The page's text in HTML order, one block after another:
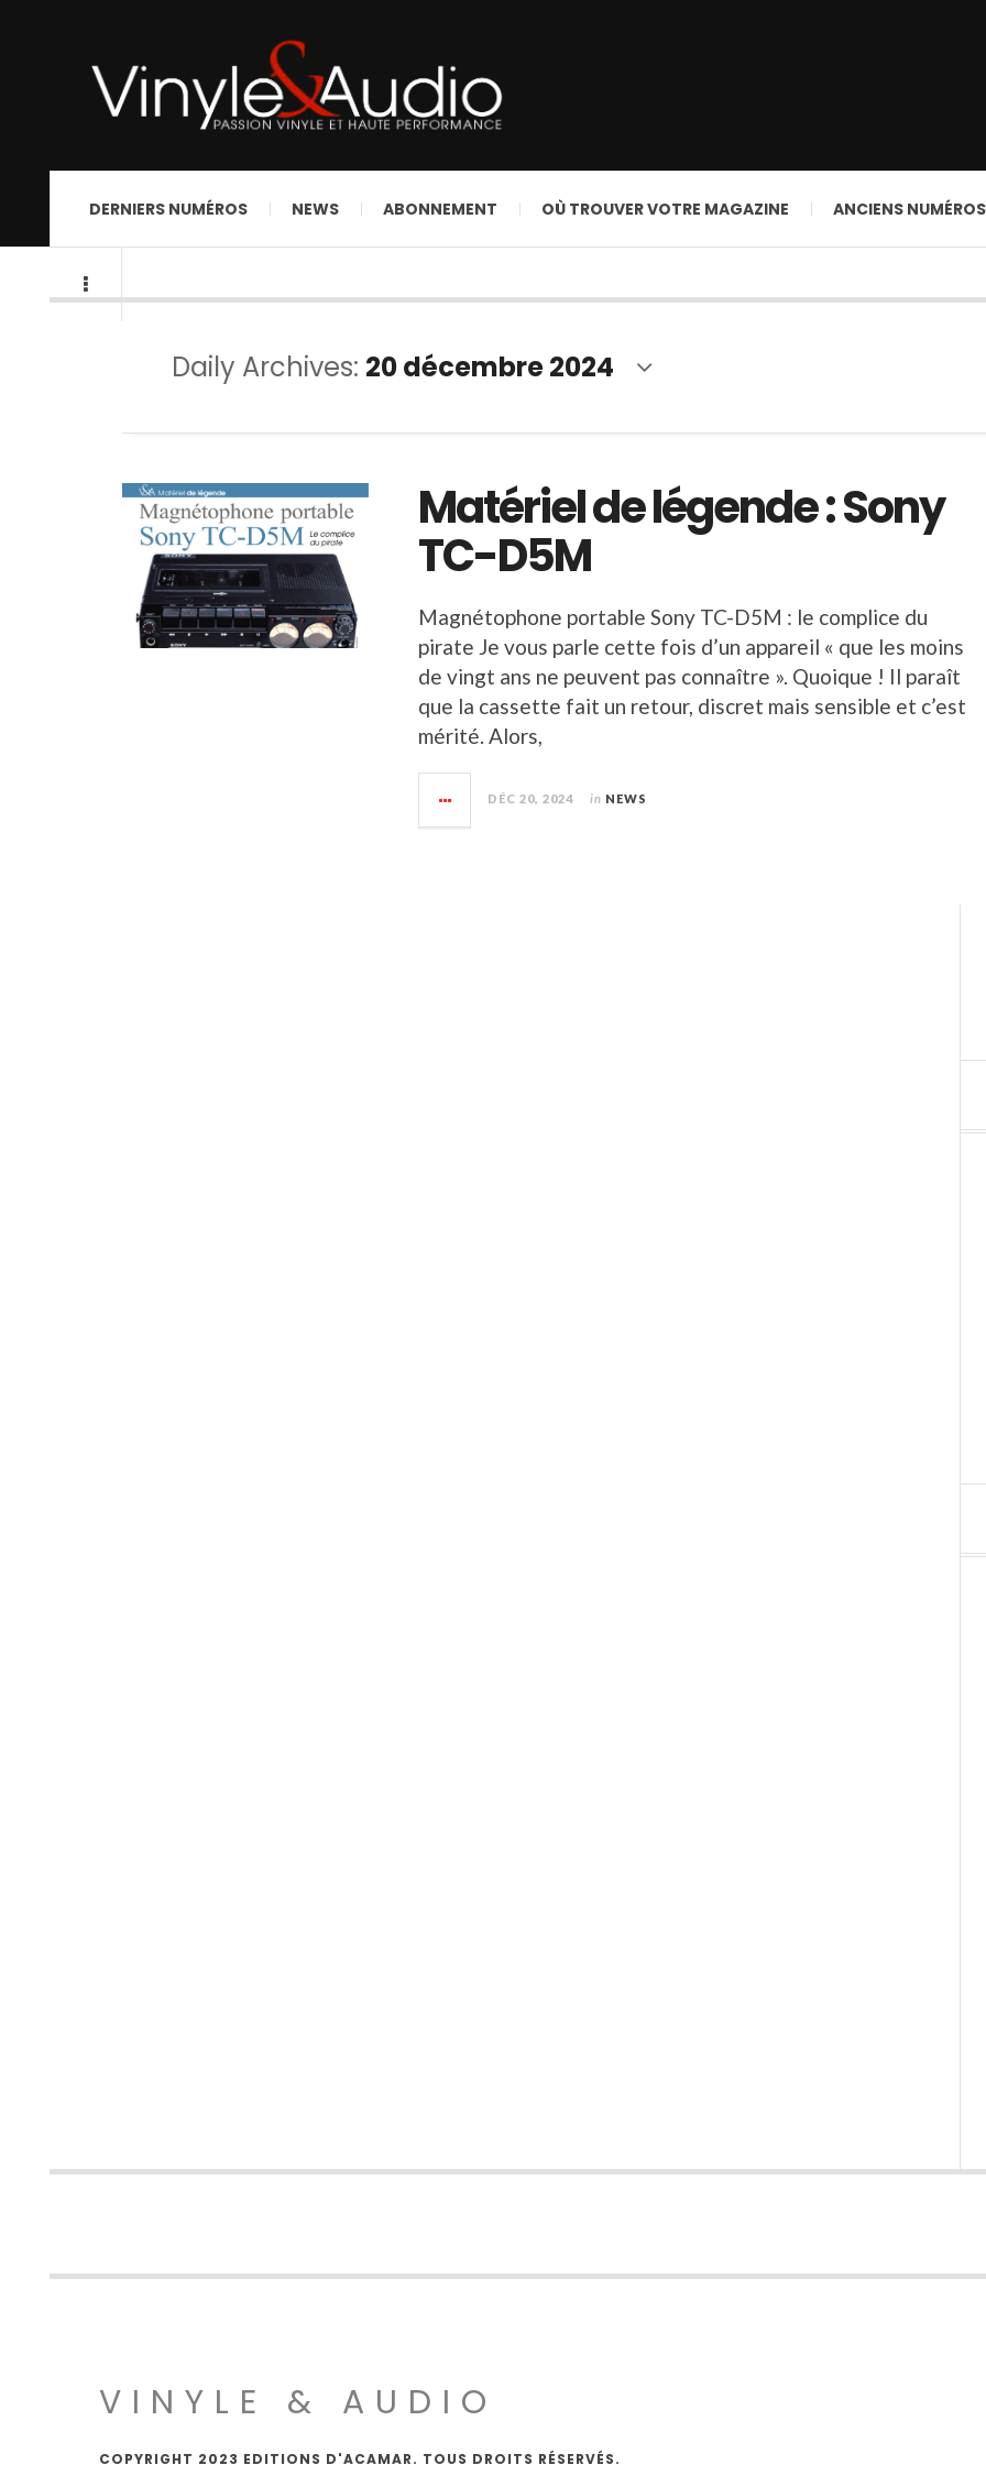
DERNIERS NUMÉROS NEWS ABONNEMENT OÙ TROUVER VOTRE MAGAZINE ANCIENS NUMÉROS
Daily Archives: 20 décembre 2024
Matériel de légende : Sony
TC-D5M
Magnétophone portable Sony TC-D5M : le complice du
pirate Je vous parle cette fois d’un appareil « que les moins
de vingt ans ne peuvent pas connaître ». Quoique ! Il paraît
que la cassette fait un retour, discret mais sensible et c’est
mérité. Alors,
DÉC 20, 2024 in NEWS
VINYLE & AUDIO
COPYRIGHT 2023 EDITIONS D'ACAMAR. TOUS DROITS RÉSERVÉS.